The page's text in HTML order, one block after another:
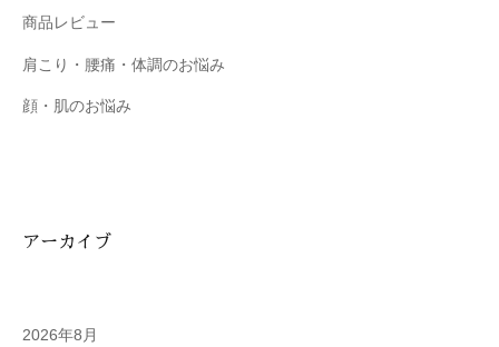
商品レビュー
肩こり・腰痛・体調のお悩み
顔・肌のお悩み
アーカイブ
2026年8月